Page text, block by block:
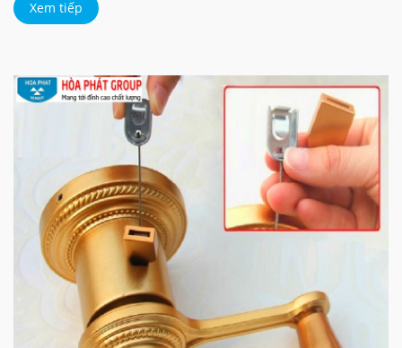
Xem tiếp